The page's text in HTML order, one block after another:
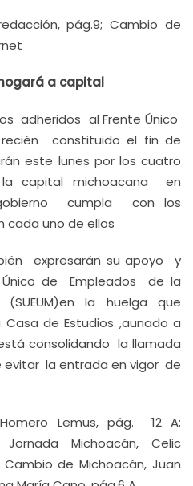
pág.9; Cambio de
a capital
adheridos al Frente Único
constituido el fin de
este lunes por los cuatro
capital michoacana en
cumpla con los
uno de ellos
expresarán su apoyo y
Único de Empleados de la
(SUEUM)en la huelga que
de Estudios ,aunado a
consolidando la llamada
evitar la entrada en vigor de
Lemus, pág. 12 A;
Michoacán, Celic
Cambio de Michoacán, Juan